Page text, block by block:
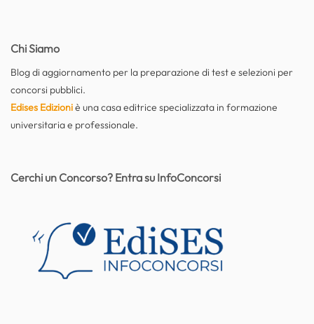
Chi Siamo
Blog di aggiornamento per la preparazione di test e selezioni per
concorsi pubblici.
Edises Edizioniè una casa editrice specializzata in formazione
universitaria e professionale.
Cerchi un Concorso? Entra su InfoConcorsi